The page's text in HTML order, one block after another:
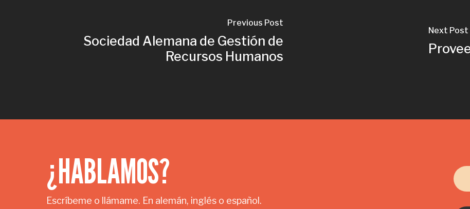
Previous Post
Sociedad Alemana de Gestión de
Recursos Humanos
Next Post
¿HABLAMOS?
Escríbeme o llámame. En alemán, inglés o español.